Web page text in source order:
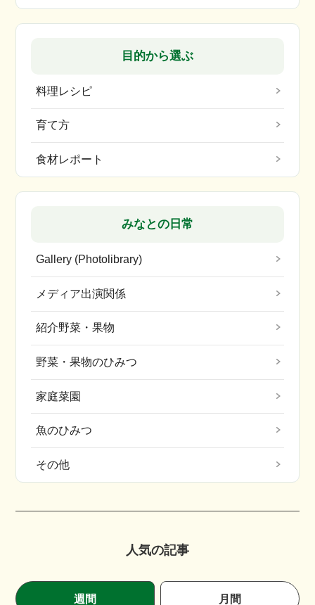
目的から選ぶ
料理レシピ
育て方
食材レポート
みなとの日常
Gallery (Photolibrary)
メディア出演関係
紹介野菜・果物
野菜・果物のひみつ
家庭菜園
魚のひみつ
その他
人気の記事
週間 月間